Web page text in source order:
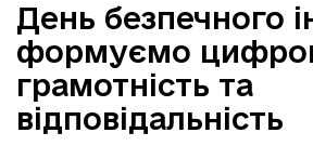
День безпечного
формуємо
грамотність та
відповідальність